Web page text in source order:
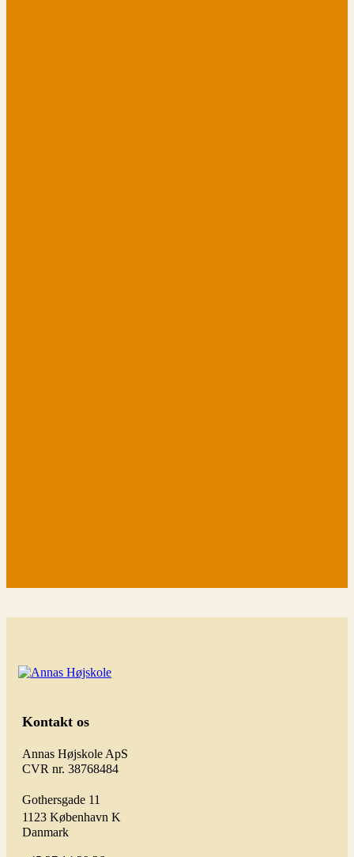
Kontakt os
Annas Højskole ApS
CVR nr. 38768484
Gothersgade 11
1123 København K
Danmark